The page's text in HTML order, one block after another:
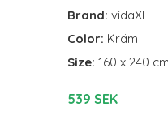
Brand: vidaXL
Color: Kräm
Size: 160 x 240 cm
539 SEK